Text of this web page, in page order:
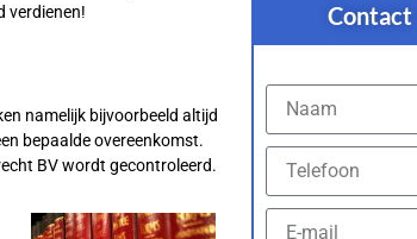
verdienen!
namelijk bijvoorbeeld altijd
bepaalde overeenkomst.
BV wordt gecontroleerd.
Contact